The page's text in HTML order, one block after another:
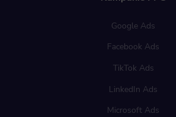
Google Ads
Facebook Ads
TikTok Ads
LinkedIn Ads
Microsoft Ads